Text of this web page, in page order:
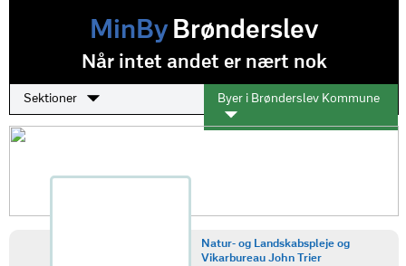
MinByBrønderslev
Når intet andet er nært nok
Sektioner Byer i Brønderslev Kommune
Natur- og Landskabspleje og
Vikarbureau John Trier